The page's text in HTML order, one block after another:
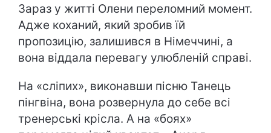
Зараз у житті Олени переломний момент.
Адже коханий, який зробив їй
пропозицію, залишився в Німеччині, а
вона віддала перевагу улюбленій справі.
На «сліпих», виконавши пісню Танець
пінгвіна, вона розвернула до себе всі
тренерські крісла. А на «боях»